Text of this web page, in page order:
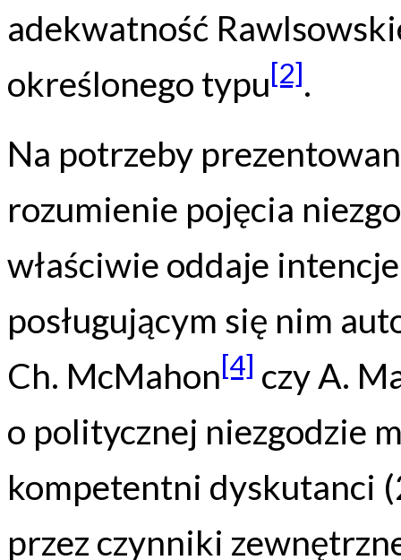
adekwatność
określonego typu[2].
Na potrzeby
rozumienie pojęcia
właściwie oddaje
posługującym się nim
Ch. McMahon[4] czy A.
o politycznej niezgodzie
kompetentni dyskutanci
przez czynniki